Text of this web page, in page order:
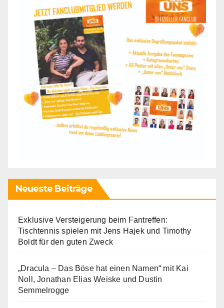
Neueste Beiträge
Exklusive Versteigerung beim Fantreffen:
Tischtennis spielen mit Jens Hajek und Timothy
Boldt für den guten Zweck
„Dracula – Das Böse hat einen Namen“ mit Kai
Noll, Jonathan Elias Weiske und Dustin
Semmelrogge